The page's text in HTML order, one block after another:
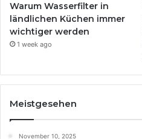
Warum Wasserfilter in
ländlichen Küchen immer
wichtiger werden
1 week ago
Meistgesehen
November 10, 2025